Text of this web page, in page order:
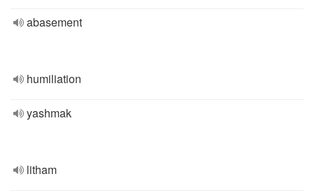
abasement
humiliation
yashmak
litham